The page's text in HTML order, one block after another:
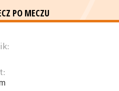
PO MECZU